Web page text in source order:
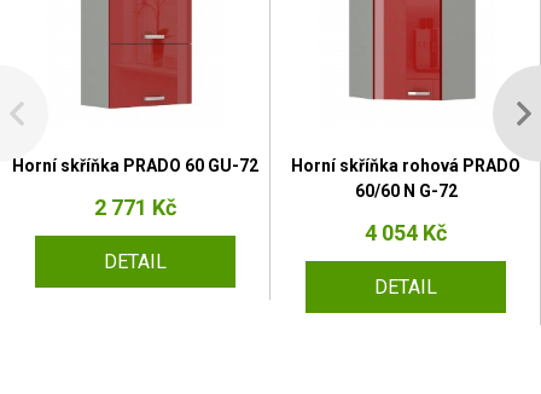
Horní skříňka PRADO 60 GU-72
2 771 Kč
DETAIL
Horní skříňka rohová PRADO
60/60 N G-72
4 054 Kč
DETAIL